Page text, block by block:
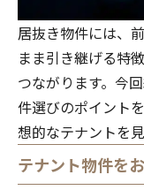
居抜き物件には、
まま引き継げる特
つながります。今
件選びのポイント
想的なテナントを
テナント物件を